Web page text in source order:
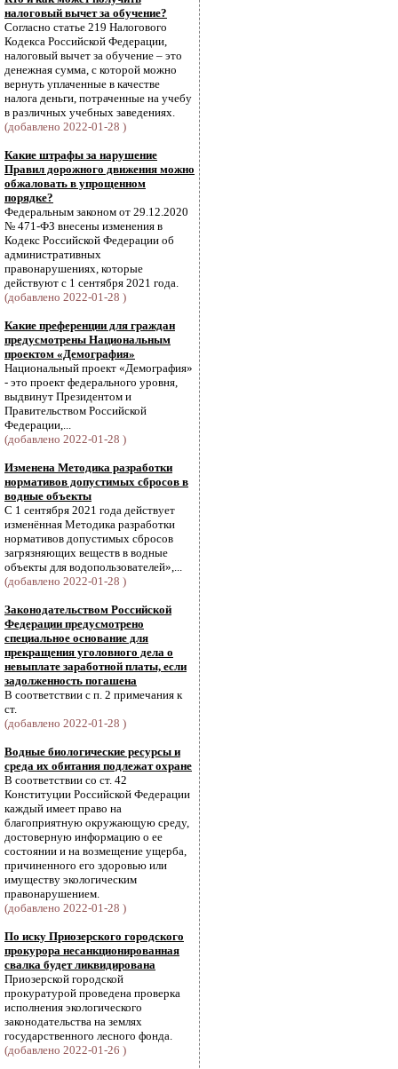
налоговый вычет за обучение?
Согласно статье 219 Налогового
Кодекса Российской Федерации,
налоговый вычет за обучение – это
денежная сумма, с которой можно
вернуть уплаченные в качестве
налога деньги, потраченные на учебу
в различных учебных заведениях.
(добавлено 2022-01-28 )
Какие штрафы за нарушение
Правил дорожного движения можно
обжаловать в упрощенном
порядке?
Федеральным законом от 29.12.2020
№ 471-ФЗ внесены изменения в
Кодекс Российской Федерации об
административных
правонарушениях, которые
действуют с 1 сентября 2021 года.
(добавлено 2022-01-28 )
Какие преференции для граждан
предусмотрены Национальным
проектом «Демография»
Национальный проект «Демография»
- это проект федерального уровня,
выдвинут Президентом и
Правительством Российской
Федерации,...
(добавлено 2022-01-28 )
Изменена Методика разработки
нормативов допустимых сбросов в
водные объекты
С 1 сентября 2021 года действует
изменённая Методика разработки
нормативов допустимых сбросов
загрязняющих веществ в водные
объекты для водопользователей»,...
(добавлено 2022-01-28 )
Законодательством Российской
Федерации предусмотрено
специальное основание для
прекращения уголовного дела о
невыплате заработной платы, если
задолженность погашена
В соответствии с п. 2 примечания к
ст.
(добавлено 2022-01-28 )
Водные биологические ресурсы и
среда их обитания подлежат охране
В соответствии со ст. 42
Конституции Российской Федерации
каждый имеет право на
благоприятную окружающую среду,
достоверную информацию о ее
состоянии и на возмещение ущерба,
причиненного его здоровью или
имуществу экологическим
правонарушением.
(добавлено 2022-01-28 )
По иску Приозерского городского
прокурора несанкционированная
свалка будет ликвидирована
Приозерской городской
прокуратурой проведена проверка
исполнения экологического
законодательства на землях
государственного лесного фонда.
(добавлено 2022-01-26 )